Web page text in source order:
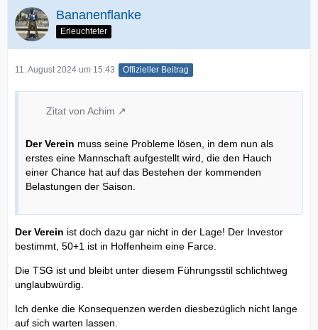
Bananenflanke
Erleuchteter
11. August 2024 um 15:43 Offizieller Beitrag
Zitat von Achim
Der Verein muss seine Probleme lösen, in dem nun als
erstes eine Mannschaft aufgestellt wird, die den Hauch
einer Chance hat auf das Bestehen der kommenden
Belastungen der Saison.
Der Verein ist doch dazu gar nicht in der Lage! Der Investor
bestimmt, 50+1 ist in Hoffenheim eine Farce.
Die TSG ist und bleibt unter diesem Führungsstil schlichtweg
unglaubwürdig.
Ich denke die Konsequenzen werden diesbezüglich nicht lange
auf sich warten lassen.